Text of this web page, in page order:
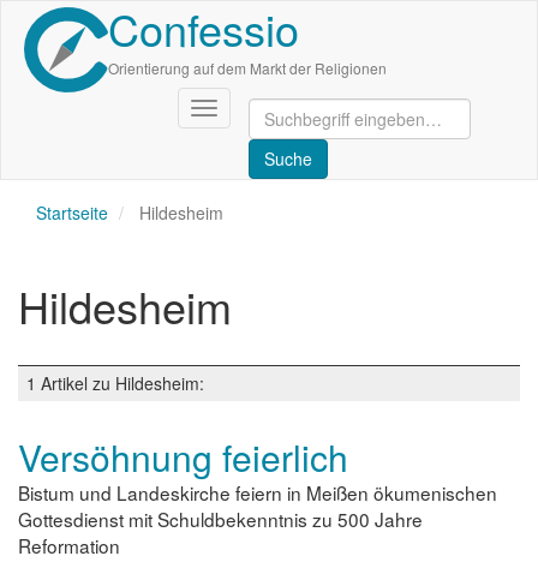
Direkt
zum
Inhalt
Confessio
Orientierung auf dem Markt der Religionen
Navigation
aktivieren/deaktivieren
Startseite Hildesheim
Hildesheim
1 Artikel zu Hildesheim:
Versöhnung feierlich
Bistum und Landeskirche feiern in Meißen ökumenischen
Gottesdienst mit Schuldbekenntnis zu 500 Jahre
Reformation